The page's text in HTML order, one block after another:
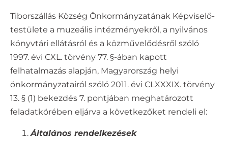
Tiborszállás Község Önkormányzatának Képviselő-
testülete a muzeális intézményekről, a nyilvános
könyvtári ellátásról és a közművelődésről szóló
1997. évi CXL. törvény 77. §-ában kapott
felhatalmazás alapján, Magyarország helyi
önkormányzatairól szóló 2011. évi CLXXXIX. törvény
13. § (1) bekezdés 7. pontjában meghatározott
feladatkörében eljárva a következőket rendeli el:
Általános rendelkezések